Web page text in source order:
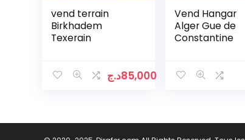
vend terrain
Birkhadem
Texerain
85,000د.ج
Vend Hangar
Alger Gue de
Constantine